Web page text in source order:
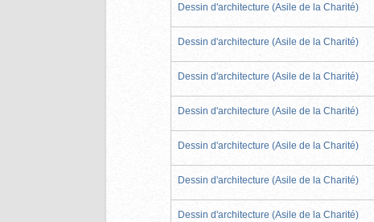
Dessin d'architecture (Asile de la Charité)
Dessin d'architecture (Asile de la Charité)
Dessin d'architecture (Asile de la Charité)
Dessin d'architecture (Asile de la Charité)
Dessin d'architecture (Asile de la Charité)
Dessin d'architecture (Asile de la Charité)
Dessin d'architecture (Asile de la Charité)